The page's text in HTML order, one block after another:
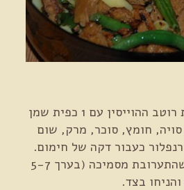
במחבת קטנה ערבבו את רוטב ההוייסין עם 1 כפית שמן
רוטב סויה, חומץ, סוכר, מרק, שום
כעבור דקה של חימום.
בשלו על אש קטנה עד שהתערובת מסמיכה (בערך 5-7
בצד.